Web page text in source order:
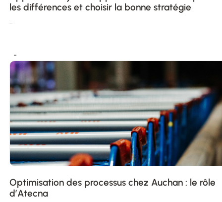
les différences et choisir la bonne stratégie
...
Optimisation des processus chez Auchan : le rôle
d’Atecna